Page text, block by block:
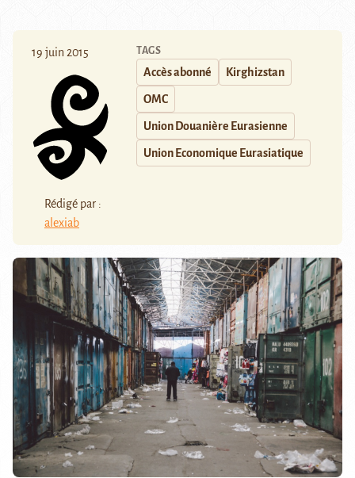
19 juin 2015
Rédigé par :
alexiab
TAGS
Accès abonné Kirghizstan
OMC
Union Douanière Eurasienne
Union Economique Eurasiatique